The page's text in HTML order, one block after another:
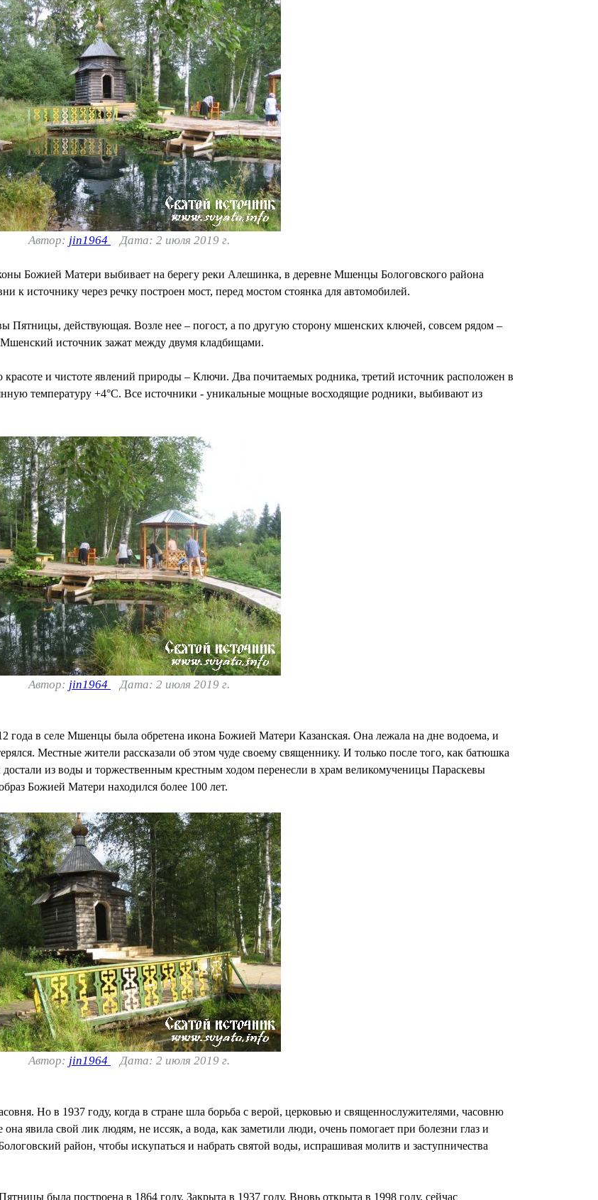
Автор: jin1964 Дата: 2 июля 2019 г.
Божией Матери выбивает на берегу реки Алешинка, в деревне Мшенцы Бологовского района
к источнику через речку построен мост, перед мостом стоянка для автомобилей.
Пятницы, действующая. Возле нее – погост, а по другую сторону мшенских ключей, совсем рядом –
источник зажат между двумя кладбищами.
и чистоте явлений природы – Ключи. Два почитаемых родника, третий источник расположен в
температуру +4°C. Все источники - уникальные мощные восходящие родники, выбивают из
Автор: jin1964 Дата: 2 июля 2019 г.
года в селе Мшенцы была обретена икона Божией Матери Казанская. Она лежала на дне водоема, и
Местные жители рассказали об этом чуде своему священнику. И только после того, как батюшка
из воды и торжественным крестным ходом перенесли в храм великомученицы Параскевы
Божией Матери находился более 100 лет.
Автор: jin1964 Дата: 2 июля 2019 г.
Но в 1937 году, когда в стране шла борьба с верой, церковью и священнослужителями, часовню
явила свой лик людям, не иссяк, а вода, как заметили люди, очень помогает при болезни глаз и
район, чтобы искупаться и набрать святой воды, испрашивая молитв и заступничества
была построена в 1864 году. Закрыта в 1937 году. Вновь открыта в 1998 году, сейчас